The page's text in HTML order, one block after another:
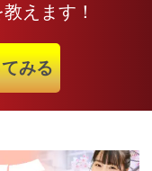
えます！
みる